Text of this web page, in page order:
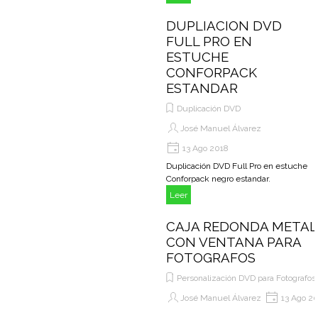
DUPLIACION DVD
FULL PRO EN
ESTUCHE
CONFORPACK
ESTANDAR
Duplicación DVD
José Manuel Álvarez
13 Ago 2018
Duplicación DVD Full Pro en estuche
Conforpack negro estandar.
Leer
CAJA REDONDA
CON VENTANA PARA
FOTOGRAFOS
Personalización DVD para
José Manuel Álvarez
13 Ago